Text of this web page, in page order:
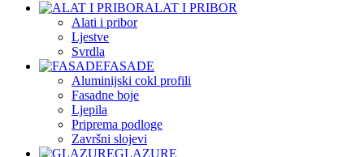
ALAT I PRIBOR
Alati i pribor
Ljestve
Svrdla
FASADE
Aluminijski cokl profili
Fasadne boje
Ljepila
Priprema podloge
Završni slojevi
GLAZURE